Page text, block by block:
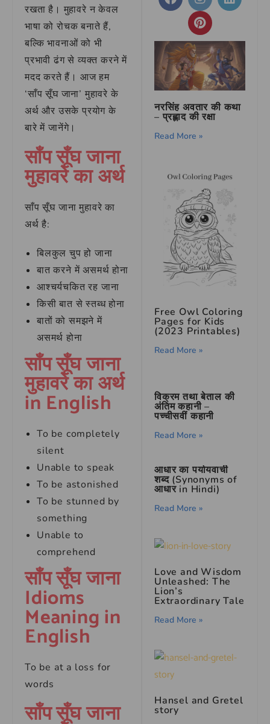
रखता है। मुहावरे न केवल
भाषा को रोचक बनाते हैं,
बल्कि भावनाओं को भी
प्रभावी ढंग से व्यक्त करने में
मदद करते हैं। आज हम
‘साँप सूँघ जाना’ मुहावरे के
अर्थ और उसके प्रयोग के
बारे में जानेंगे।
साँप सूँघ जाना
मुहावरे का अर्थ
साँप सूँघ जाना मुहावरे का
अर्थ है:
बिलकुल चुप हो जाना
बात करने में असमर्थ होना
आश्चर्यचकित रह जाना
किसी बात से स्तब्ध होना
बातों को समझने में
असमर्थ होना
साँप सूँघ जाना
मुहावरे का अर्थ
in English
To be completely
silent
Unable to speak
To be astonished
To be stunned by
something
Unable to
comprehend
साँप सूँघ जाना
Idioms
Meaning in
English
To be at a loss for
words
साँप सूँघ जाना
नरसिंह अवतार की कथा
– प्रह्लाद की रक्षा
Read More »
Free Owl Coloring
Pages for Kids
(2023 Printables)
Read More »
विक्रम तथा बेताल की
अंतिम कहानी –
पच्चीसवीं कहानी
Read More »
आधार का पर्यायवाची
शब्द (Synonyms of
आधार in Hindi)
Read More »
Love and Wisdom
Unleashed: The
Lion’s
Extraordinary Tale
Read More »
Hansel and Gretel
story